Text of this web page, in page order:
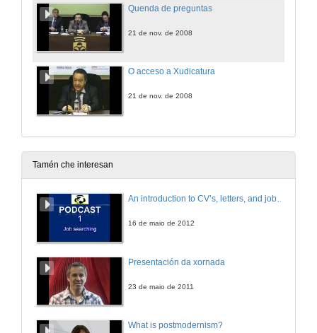
Quenda de preguntas
21 de nov. de 2008
O acceso a Xudicatura
21 de nov. de 2008
Tamén che interesan
An introduction to CV’s, letters, and job searching
16 de maio de 2012
Presentación da xornada
23 de maio de 2011
What is postmodernism?